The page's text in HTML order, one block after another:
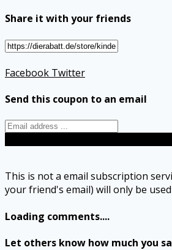
Share it with your friends
Facebook Twitter
Send this coupon to an email
This is not a email subscription
your friend's email) will only be
Loading comments....
Let others know how much you